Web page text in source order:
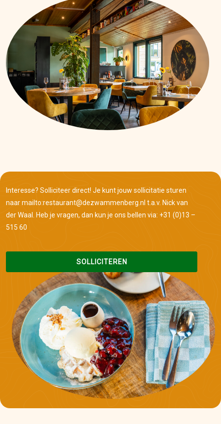
Interesse? Solliciteer direct! Je kunt jouw sollicitatie sturen
naar mailto:restaurant@dezwammenberg.nl t.a.v. Nick van
der Waal. Heb je vragen, dan kun je ons bellen via: +31 (0)13 –
515 60
SOLLICITEREN